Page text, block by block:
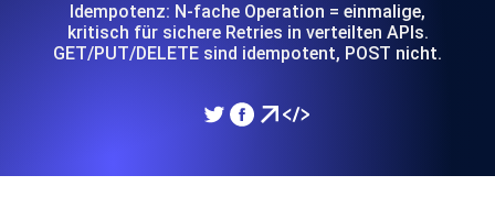
Idempotenz: N-fache Operation = einmalige,
kritisch für sichere Retries in verteilten APIs.
GET/PUT/DELETE sind idempotent, POST nicht.